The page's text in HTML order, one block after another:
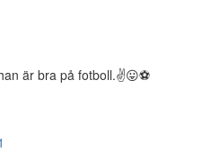
är bra på fotboll.✌😛⚽